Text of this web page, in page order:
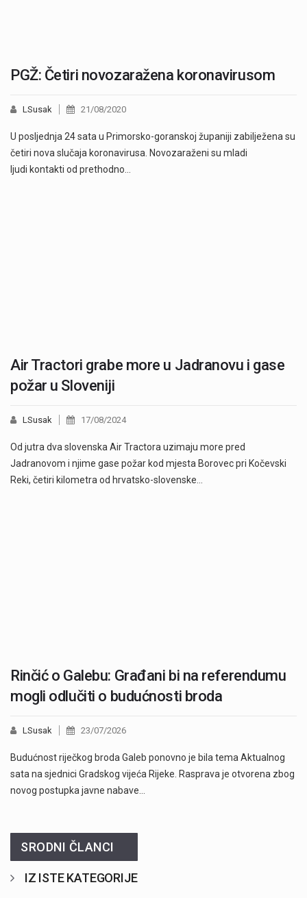
PGŽ: Četiri novozaražena koronavirusom
LSusak 21/08/2020
U posljednja 24 sata u Primorsko-goranskoj županiji zabilježena su
četiri nova slučaja koronavirusa. Novozaraženi su mladi
ljudi kontakti od prethodno…
Air Tractori grabe more u Jadranovu i gase
požar u Sloveniji
LSusak 17/08/2024
Od jutra dva slovenska Air Tractora uzimaju more pred
Jadranovom i njime gase požar kod mjesta Borovec pri Kočevski
Reki, četiri kilometra od hrvatsko-slovenske…
Rinčić o Galebu: Građani bi na referendumu
mogli odlučiti o budućnosti broda
LSusak 23/07/2026
Budućnost riječkog broda Galeb ponovno je bila tema Aktualnog
sata na sjednici Gradskog vijeća Rijeke. Rasprava je otvorena zbog
novog postupka javne nabave…
SRODNI ČLANCI
IZ ISTE KATEGORIJE